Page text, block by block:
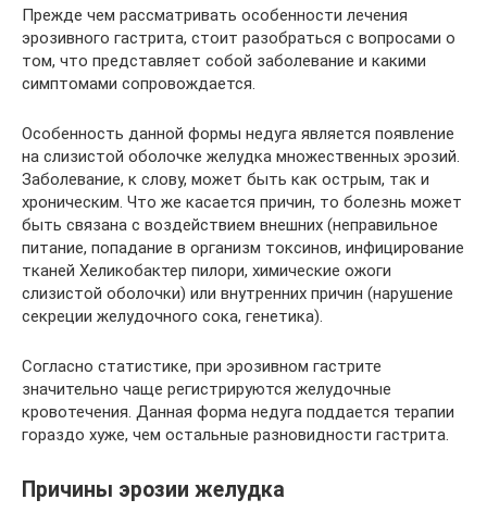
Прежде чем рассматривать особенности лечения
эрозивного гастрита, стоит разобраться с вопросами о
том, что представляет собой заболевание и какими
симптомами сопровождается.
Особенность данной формы недуга является появление
на слизистой оболочке желудка множественных эрозий.
Заболевание, к слову, может быть как острым, так и
хроническим. Что же касается причин, то болезнь может
быть связана с воздействием внешних (неправильное
питание, попадание в организм токсинов, инфицирование
тканей Хеликобактер пилори, химические ожоги
слизистой оболочки) или внутренних причин (нарушение
секреции желудочного сока, генетика).
Согласно статистике, при эрозивном гастрите
значительно чаще регистрируются желудочные
кровотечения. Данная форма недуга поддается терапии
гораздо хуже, чем остальные разновидности гастрита.
Причины эрозии желудка